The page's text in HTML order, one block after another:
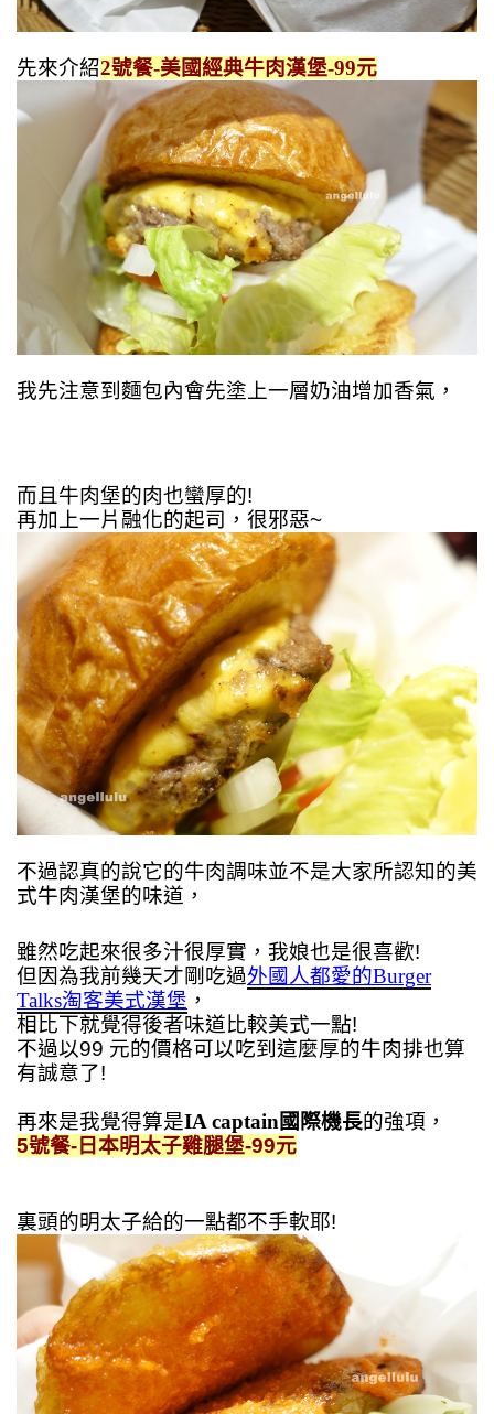
先來介紹2號餐-美國經典牛肉漢堡-99元
我先注意到麵包內會先塗上一層奶油增加香氣，
而且牛肉堡的肉也蠻厚的!
再加上一片融化的起司，很邪惡~
不過認真的說它的牛肉調味並不是大家所認知的美
式牛肉漢堡的味道，
雖然吃起來很多汁很厚實，我娘也是很喜歡!
但因為我前幾天才剛吃過外國人都愛的Burger
Talks淘客美式漢堡 ，
相比下就覺得後者味道比較美式一點!
不過以99 元的價格可以吃到這麼厚的牛肉排也算
有誠意了!
再來是我覺得算是IA captain國際機長的強項，
5號餐-日本明太子雞腿堡-99元
裏頭的明太子給的一點都不手軟耶!